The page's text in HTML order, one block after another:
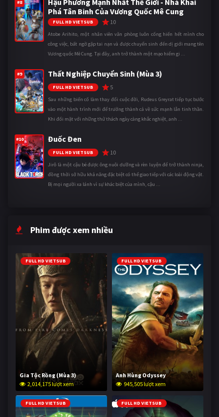
#8
Phá Tân Binh Của Vương Quốc Mê Cung
FULL HD VIETSUB 10
Atobe Arihito, một nhân viên văn phòng luôn cống hiến hết mình cho
công việc, bất ngờ gặp tai nạn và được chuyển sinh đến dị giới mang tên
Vương quốc Mê Cung. Tại đây, anh trở thành một mạo hiểm gi ...
#9 Thất Nghiệp Chuyển Sinh (Mùa 3)
FULL HD VIETSUB 5
Sau những biến cố làm thay đổi cuộc đời, Rudeus Greyrat tiếp tục bước
vào một hành trình mới để trưởng thành cả về sức mạnh lẫn tinh thần.
Khi đối mặt với những thử thách ngày càng khắc nghiệt, anh ...
#10 Đuốc Đen
FULL HD VIETSUB 10
Jirô là một cậu bé được ông nuôi dưỡng và rèn luyện để trở thành ninja,
đồng thời sở hữu khả năng đặc biệt có thể giao tiếp với các loài động vật.
Bị mọi người xa lánh vì sự khác biệt của mình, cậu ...
Phim được xem nhiều
FULL HD VIETSUB
Gia Tộc Rồng (Mùa 3)
2,014,175 lượt xem
FULL HD VIETSUB
Anh Hùng Odyssey
945,505 lượt xem
FULL HD VIETSUB FULL HD VIETSUB